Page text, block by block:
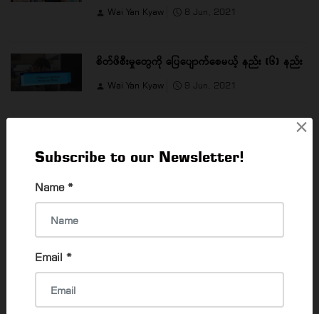
×
Subscribe to our Newsletter!
Name *
Email *
Wai Yan Kyaw 8 Jun, 2021
စိတ်ဖိစီးမှုတွေကို ပြေပျောက်စေမယ့် နည်း (၆) နည်း
Wai Yan Kyaw 9 Jun, 2021
သင့် အသားအရောင်အလိုက် ဘယ်လို အရောင်လေး
တွေ ရွေးချယ်ဝတ်သင့်လဲ?